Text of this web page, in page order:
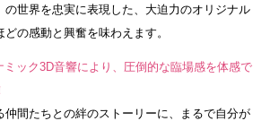
の世界を忠実に表現した、大迫力のオリジナル
の感動と興奮を味わえます。
ック3D音響により、圧倒的な臨場感を体感で
仲間たちとの絆のストーリーに、まるで自分が